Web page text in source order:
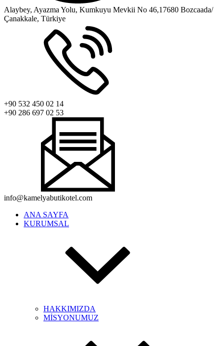
Alaybey, Ayazma Yolu, Kumkuyu Mevkii No 46,17680 Bozcaada/
Çanakkale, Türkiye
+90 532 450 02 14
+90 286 697 02 53
info@kamelyabutikotel.com
ANA SAYFA
KURUMSAL
HAKKIMIZDA
MİSYONUMUZ